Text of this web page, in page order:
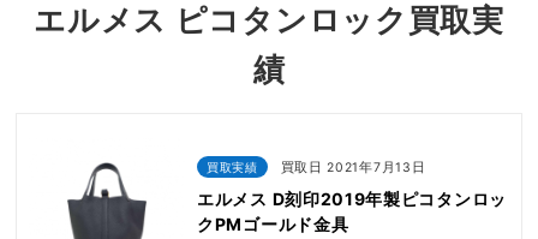
エルメス ピコタンロック買取実
績
買取実績 買取日 2021年7月13日
エルメス D刻印2019年製ピコタンロッ
クPMゴールド金具